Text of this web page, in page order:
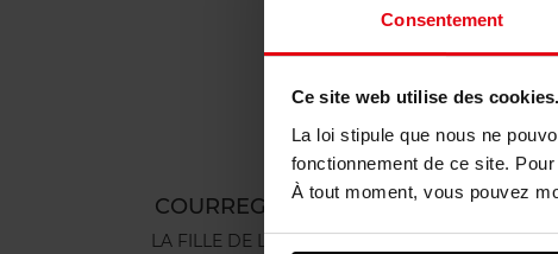
Consentement
Ce site web utilise des cookies.
La loi stipule que nous ne
fonctionnement de ce site.
À tout moment, vous pouvez
COURREGES
LA FILLE DE L'AIR